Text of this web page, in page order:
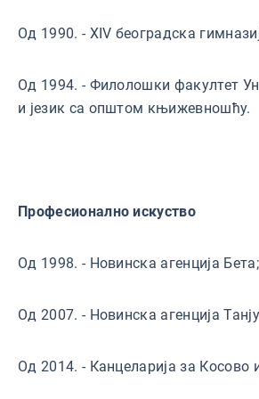
Од 1990. - XIV београдска
Од 1994. - Филолошки факултет
и језик са општом књижевношћу.
Професионално искуство
Од 1998. - Новинска агенција
Од 2007. - Новинска агенција
Од 2014. - Канцеларија за Косово